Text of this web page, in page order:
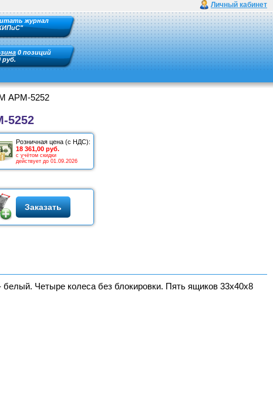
Личный кабинет
журнал
0 позиций
руб.
АРМ-5252
5252
Розничная цена (с НДС):
18 361,00 руб.
с учётом скидки
действует до 01.09.2026
Заказать
Четыре колеса без блокировки. Пять ящиков 33х40х8